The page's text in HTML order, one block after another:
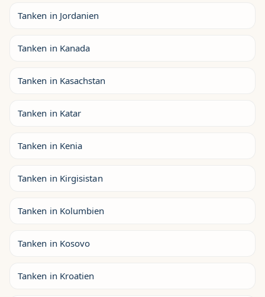
Tanken in Jordanien
Tanken in Kanada
Tanken in Kasachstan
Tanken in Katar
Tanken in Kenia
Tanken in Kirgisistan
Tanken in Kolumbien
Tanken in Kosovo
Tanken in Kroatien